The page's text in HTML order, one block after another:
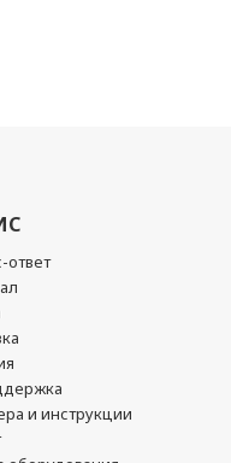
ответ
и инструкции